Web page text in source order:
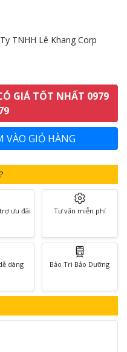
TNHH Lê Khang Corp
GIÁ TỐT NHẤT 0979
ưu đãi
Tư vấn miễn phí
dàng Bảo Trì Bảo Dưỡng